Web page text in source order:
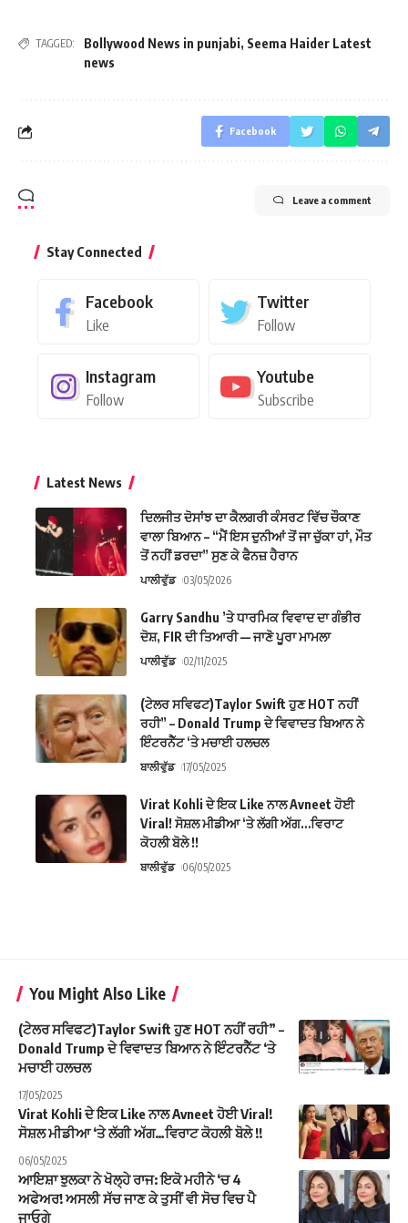
TAGGED: Bollywood News in punjabi, Seema Haider Latest
news
Facebook
Leave a comment
Stay Connected
Facebook
Like
Twitter
Follow
Instagram
Follow
Youtube
Subscribe
Latest News
ਦਿਲਜੀਤ ਦੋਸਾਂਝ ਦਾ ਕੈਲਗਰੀ ਕੰਸਰਟ ਵਿੱਚ ਚੌਕਾਣ
ਵਾਲਾ ਬਿਆਨ – “ਮੈਂ ਇਸ ਦੁਨੀਆਂ ਤੋਂ ਜਾ ਚੁੱਕਾ ਹਾਂ, ਮੌਤ
ਤੋਂ ਨਹੀਂ ਡਰਦਾ” ਸੁਣ ਕੇ ਫੈਨਜ਼ ਹੈਰਾਨ
ਪਾਲੀਵੁੱਡ 03/05/2026
Garry Sandhu ’ਤੇ ਧਾਰਮਿਕ ਵਿਵਾਦ ਦਾ ਗੰਭੀਰ
ਦੋਸ਼, FIR ਦੀ ਤਿਆਰੀ — ਜਾਣੋ ਪੂਰਾ ਮਾਮਲਾ
ਪਾਲੀਵੁੱਡ 02/11/2025
(ਟੇਲਰ ਸਵਿਫਟ)Taylor Swift ਹੁਣ HOT ਨਹੀਂ
ਰਹੀ” – Donald Trump ਦੇ ਵਿਵਾਦਤ ਬਿਆਨ ਨੇ
ਇੰਟਰਨੈੱਟ ‘ਤੇ ਮਚਾਈ ਹਲਚਲ
ਬਾਲੀਵੁੱਡ 17/05/2025
Virat Kohli ਦੇ ਇਕ Like ਨਾਲ Avneet ਹੋਈ
Viral! ਸੋਸ਼ਲ ਮੀਡੀਆ ‘ਤੇ ਲੱਗੀ ਅੱਗ…ਵਿਰਾਟ
ਕੋਹਲੀ ਬੋਲੇ !!
ਬਾਲੀਵੁੱਡ 06/05/2025
You Might Also Like
(ਟੇਲਰ ਸਵਿਫਟ)Taylor Swift ਹੁਣ HOT ਨਹੀਂ ਰਹੀ” –
Donald Trump ਦੇ ਵਿਵਾਦਤ ਬਿਆਨ ਨੇ ਇੰਟਰਨੈੱਟ ‘ਤੇ
ਮਚਾਈ ਹਲਚਲ
17/05/2025
Virat Kohli ਦੇ ਇਕ Like ਨਾਲ Avneet ਹੋਈ Viral!
ਸੋਸ਼ਲ ਮੀਡੀਆ ‘ਤੇ ਲੱਗੀ ਅੱਗ…ਵਿਰਾਟ ਕੋਹਲੀ ਬੋਲੇ !!
06/05/2025
ਆਇਸ਼ਾ ਝੁਲਕਾ ਨੇ ਖੋਲ੍ਹੇ ਰਾਜ: ਇਕੋ ਮਹੀਨੇ ‘ਚ 4
ਅਫੇਅਰ! ਅਸਲੀ ਸੱਚ ਜਾਣ ਕੇ ਤੁਸੀਂ ਵੀ ਸੋਚ ਵਿਚ ਪੈ
ਜਾਓਗੇ